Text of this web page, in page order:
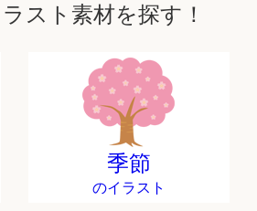
スト素材を探す！
季節
のイラスト